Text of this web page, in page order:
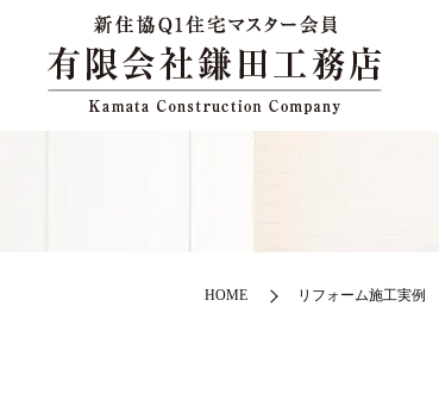
HOME リフォーム施工実例